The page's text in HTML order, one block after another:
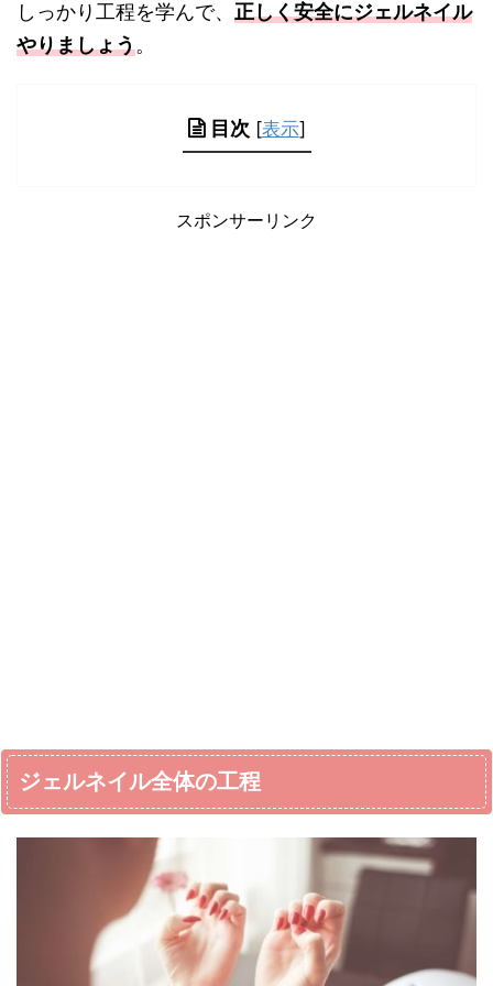
しっかり工程を学んで、 正しく安全にジェルネイル
やりましょう。
目次 [表示]
スポンサーリンク
ジェルネイル全体の工程